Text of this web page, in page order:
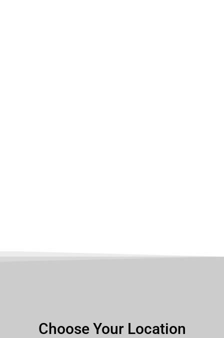
Choose Your Location